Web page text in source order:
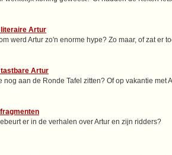
literaire Artur
werd Artur zo'n enorme hype? Zo maar, of zat er
tastbare Artur
nog aan de Ronde Tafel zitten? Of op vakantie met
er in de verhalen over Artur en zijn ridders?